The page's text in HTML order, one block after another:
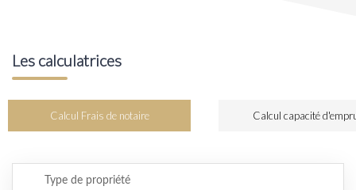
Les calculatrices
Calcul Frais de notaire Calcul capacité